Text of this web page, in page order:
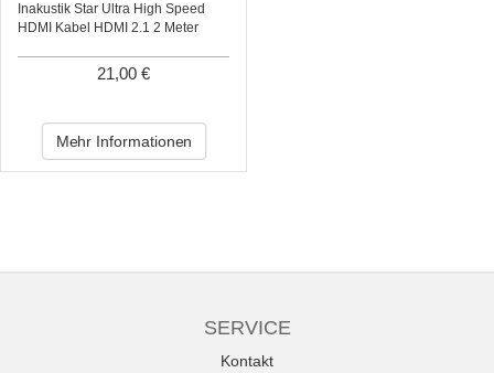
Inakustik Star Ultra High Speed
HDMI Kabel HDMI 2.1 2 Meter
21,00 €
Mehr Informationen
SERVICE
Kontakt